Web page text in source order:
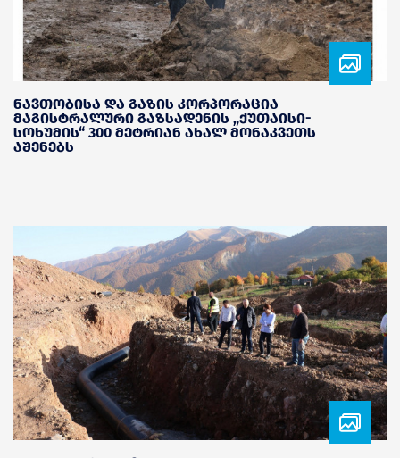
ნავთობისა და გაზის კორპორაცია
მაგისტრალური გაზსადენის „ქუთაისი-
სოხუმის“ 300 მეტრიან ახალ მონაკვეთს
აშენებს